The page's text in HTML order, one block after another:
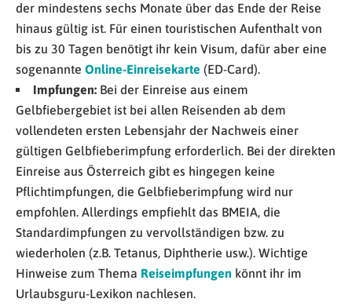
der mindestens sechs Monate über das Ende der Reise
hinaus gültig ist. Für einen touristischen Aufenthalt von
bis zu 30 Tagen benötigt ihr kein Visum, dafür aber eine
sogenannte Online-Einreisekarte (ED-Card).
Impfungen: Bei der Einreise aus einem
Gelbfiebergebiet ist bei allen Reisenden ab dem
vollendeten ersten Lebensjahr der Nachweis einer
gültigen Gelbfieberimpfung erforderlich. Bei der direkten
Einreise aus Österreich gibt es hingegen keine
Pflichtimpfungen, die Gelbfieberimpfung wird nur
empfohlen. Allerdings empfiehlt das BMEIA, die
Standardimpfungen zu vervollständigen bzw. zu
wiederholen (z.B. Tetanus, Diphtherie usw.). Wichtige
Hinweise zum Thema Reiseimpfungen könnt ihr im
Urlaubsguru-Lexikon nachlesen.